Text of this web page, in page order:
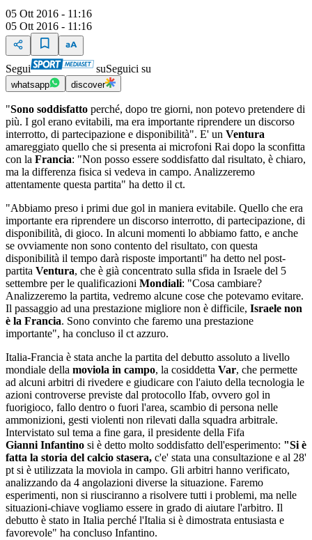
05 Ott 2016 - 11:16
05 Ott 2016 - 11:16
Segui suSeguici su
whatsapp discover
"Sono soddisfatto perché, dopo tre giorni, non potevo pretendere di
più. I gol erano evitabili, ma era importante riprendere un discorso
interrotto, di partecipazione e disponibilità". E' un Ventura
amareggiato quello che si presenta ai microfoni Rai dopo la sconfitta
con la Francia: "Non posso essere soddisfatto dal risultato, è chiaro,
ma la differenza fisica si vedeva in campo. Analizzeremo
attentamente questa partita" ha detto il ct.
"Abbiamo preso i primi due gol in maniera evitabile. Quello che era
importante era riprendere un discorso interrotto, di partecipazione, di
disponibilità, di gioco. In alcuni momenti lo abbiamo fatto, e anche
se ovviamente non sono contento del risultato, con questa
disponibilità il tempo darà risposte importanti" ha detto nel post-
partita Ventura, che è già concentrato sulla sfida in Israele del 5
settembre per le qualificazioni Mondiali: "Cosa cambiare?
Analizzeremo la partita, vedremo alcune cose che potevamo evitare.
Il passaggio ad una prestazione migliore non è difficile, Israele non
è la Francia. Sono convinto che faremo una prestazione
importante", ha concluso il ct azzuro.
Italia-Francia è stata anche la partita del debutto assoluto a livello
mondiale della moviola in campo, la cosiddetta Var, che permette
ad alcuni arbitri di rivedere e giudicare con l'aiuto della tecnologia le
azioni controverse previste dal protocollo Ifab, ovvero gol in
fuorigioco, fallo dentro o fuori l'area, scambio di persona nelle
ammonizioni, gesti violenti non rilevati dalla squadra arbitrale.
Intervistato sul tema a fine gara, il presidente della Fifa
Gianni Infantino si è detto molto soddisfatto dell'esperimento: "Si è
fatta la storia del calcio stasera, c'e' stata una consultazione e al 28'
pt si è utilizzata la moviola in campo. Gli arbitri hanno verificato,
analizzando da 4 angolazioni diverse la situazione. Faremo
esperimenti, non si riusciranno a risolvere tutti i problemi, ma nelle
situazioni-chiave vogliamo essere in grado di aiutare l'arbitro. Il
debutto è stato in Italia perché l'Italia si è dimostrata entusiasta e
favorevole" ha concluso Infantino.